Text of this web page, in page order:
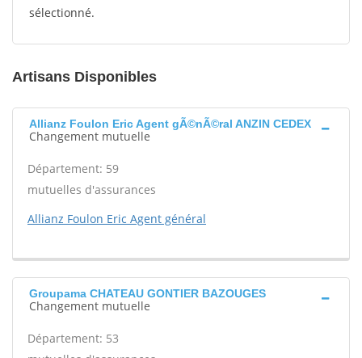
sélectionné.
Artisans Disponibles
Allianz Foulon Eric Agent gÃ©nÃ©ral ANZIN CEDEX
Changement mutuelle
Département: 59
mutuelles d'assurances
Allianz Foulon Eric Agent général
Groupama CHATEAU GONTIER BAZOUGES
Changement mutuelle
Département: 53